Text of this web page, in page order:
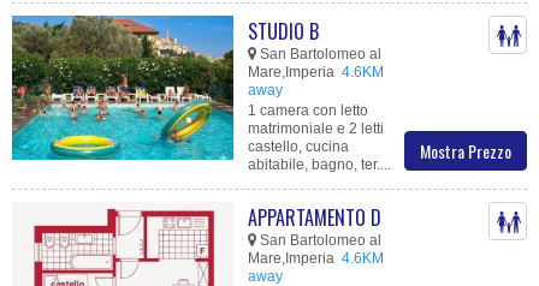
Mostra Prezzo
STUDIO B
San Bartolomeo al
Mare,Imperia 4.6KM
away
1 camera con letto
matrimoniale e 2 letti
castello, cucina
abitabile, bagno, ter....
APPARTAMENTO D
San Bartolomeo al
Mare,Imperia 4.6KM
away